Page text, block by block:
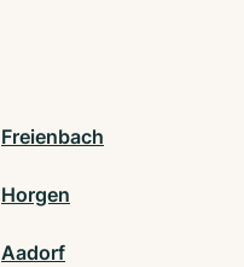
Freienbach
Horgen
Aadorf